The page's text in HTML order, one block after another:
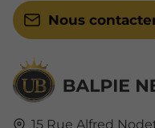
15 Rue Alfred
Nous